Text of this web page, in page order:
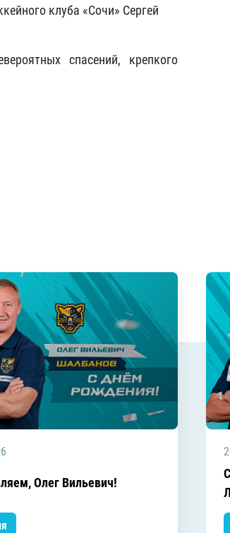
клуба «Сочи»​ Сергей
спасений, крепкого
Олег Вильевич!